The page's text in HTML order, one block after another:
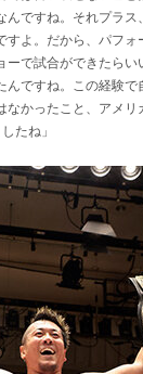
ですね。それプラ
よ。だから、パフ
で試合ができたら
ですね。この経験
なかったこと、アメ
たね」